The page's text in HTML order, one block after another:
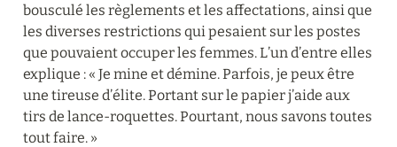
bousculé les règlements et les affectations, ainsi que
les diverses restrictions qui pesaient sur les postes
que pouvaient occuper les femmes. L’un d’entre elles
explique : « Je mine et démine. Parfois, je peux être
une tireuse d’élite. Portant sur le papier j’aide aux
tirs de lance-roquettes. Pourtant, nous savons toutes
tout faire. »